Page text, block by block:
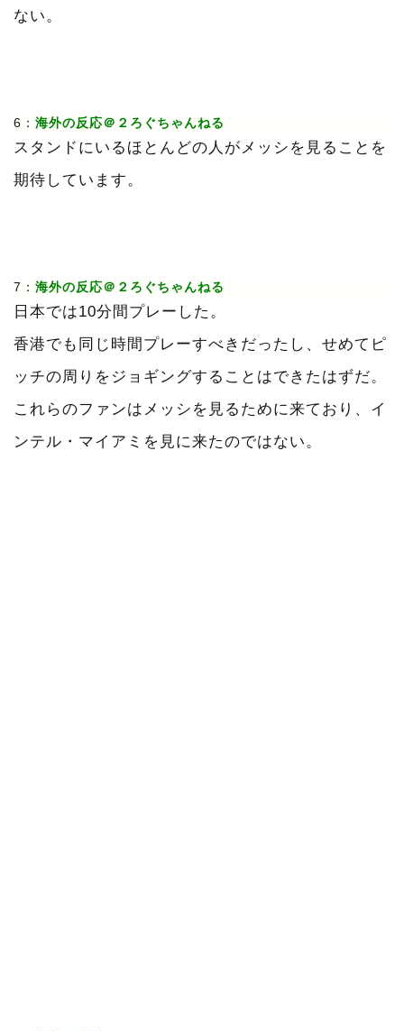
ない。
6： 海外の反応＠２ろぐちゃんねる
スタンドにいるほとんどの人がメッシを見ることを
期待しています。
7： 海外の反応＠２ろぐちゃんねる
日本では10分間プレーした。
香港でも同じ時間プレーすべきだったし、せめてピ
ッチの周りをジョギングすることはできたはずだ。
これらのファンはメッシを見るために来ており、イ
ンテル・マイアミを見に来たのではない。